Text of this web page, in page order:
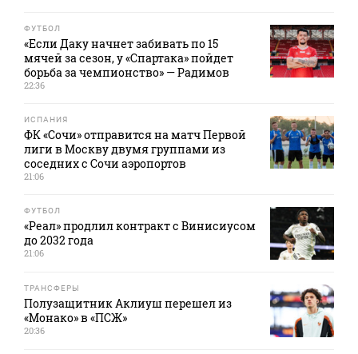
ФУТБОЛ
«Если Даку начнет забивать по 15
мячей за сезон, у «Спартака» пойдет
борьба за чемпионство» — Радимов
22:36
ИСПАНИЯ
ФК «Сочи» отправится на матч Первой
лиги в Москву двумя группами из
соседних с Сочи аэропортов
21:06
ФУТБОЛ
«Реал» продлил контракт с Винисиусом
до 2032 года
21:06
ТРАНСФЕРЫ
Полузащитник Аклиуш перешел из
«Монако» в «ПСЖ»
20:36